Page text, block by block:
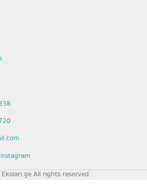
Instagram
All rights reserved.